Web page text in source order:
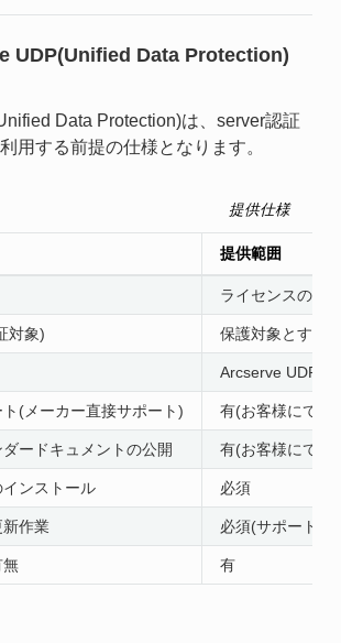
UDP(Unified Data Protection)
Data Protection)は、server認証
用する前提の仕様となります。
提供仕様
提供範囲
ライセンスの提
対象) 保護対象とする
Arcserve UDPに
ト(メーカー直接サポート) 有(お客様にてメ
ダードキュメントの公開 有(お客様にてメ
ンストール 必須
作業 必須(サポートア
無 有